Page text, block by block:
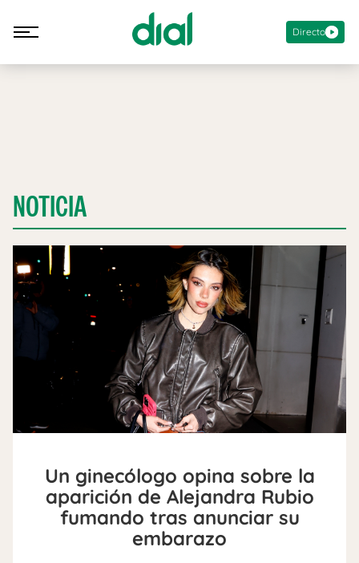
Directo
NOTICIA
Un ginecólogo opina sobre la
aparición de Alejandra Rubio
fumando tras anunciar su
embarazo